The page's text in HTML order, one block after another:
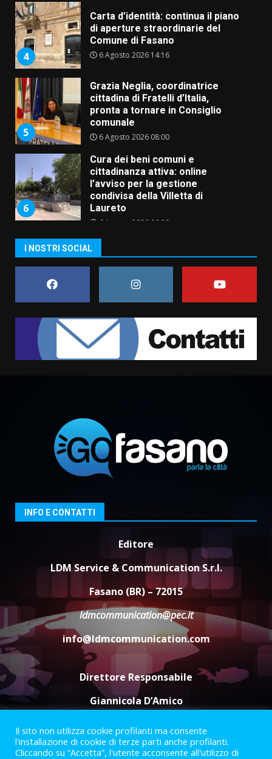
4
Carta d’identità: continua il piano
di aperture straordinarie del
Comune di Fasano
6 Agosto 2026 14:16
5
Grazia Neglia, coordinatrice
cittadina di Fratelli d’Italia,
pronta a tornare in Consiglio
comunale
6 Agosto 2026 08:00
6
Cura dei beni comuni e
cittadinanza attiva: online
l’avviso per la gestione
condivisa della Villetta di
Laureto
6 Agosto 2026 06:20
assoluta de “L’Albergo
Belvedere. Il rapimento”
6 Agosto 2026 06:15
1
Rivoluzione”: nuovo
appuntamento con “Fasano in
Banda”
campionato di calcio”
7 Agosto 2026 06:00
3
Fasanese ferito a colpi di arma
6 Agosto 2026 18:13
Carta d’identità: continua il piano
di aperture straordinarie del
Comune di Fasano
6 Agosto 2026 14:16
Grazia Neglia, coordinatrice
cittadina di Fratelli d’Italia,
pronta a tornare in Consiglio
comunale
6 Agosto 2026 08:00
I NOSTRI SOCIAL
INFO E CONTATTI
Editore
LDM Service & Communication S.r.l.
Fasano (BR) – 72015
ldmcommunication@pec.it
info@ldmcommunication.com
Direttore Responsabile
Giannicola D’Amico
Termini e Condizioni
Privacy Policy
Informazioni Legali
Il sito non utilizza cookie profilanti ma consente
l'installazione di cookie di terze parti anche profilanti.
Cliccando su “Accetta”, l'utente acconsente all'utilizzo di